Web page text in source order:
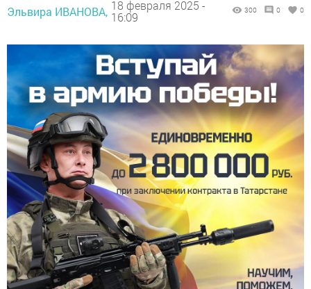
Эльвира ИВАНОВА, 18 февраля 2025 -
16:09
300 0 0